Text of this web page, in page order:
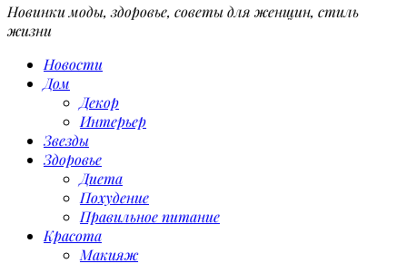
Новинки моды, здоровье, советы для женщин, стиль
жизни
Новости
Дом
Декор
Интерьер
Звезды
Здоровье
Диета
Похудение
Правильное питание
Красота
Макияж